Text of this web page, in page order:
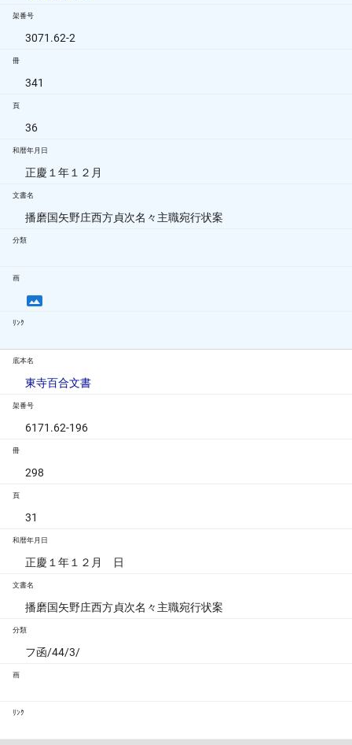
架番号
3071.62-2
冊
341
頁
36
和暦年月日
正慶１年１２月
文書名
播磨国矢野庄西方貞次名々主職宛行状案
分類
画
ﾘﾝｸ
底本名
東寺百合文書
架番号
6171.62-196
冊
298
頁
31
和暦年月日
正慶１年１２月 日
文書名
播磨国矢野庄西方貞次名々主職宛行状案
分類
フ函/44/3/
画
ﾘﾝｸ